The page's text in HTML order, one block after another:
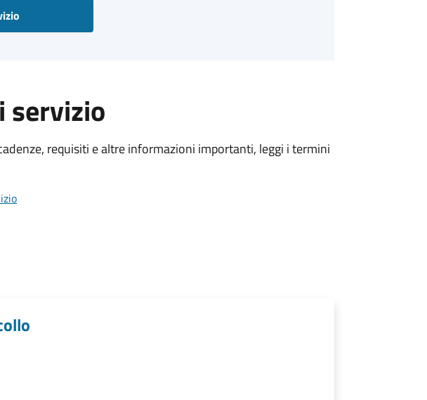
servizio
requisiti e altre informazioni importanti, leggi i termini